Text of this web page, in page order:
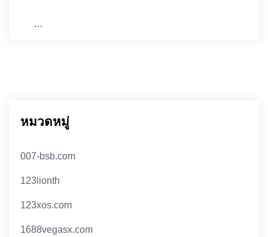
…
หมวดหมู่
007-bsb.com
123lionth
123xos.com
1688vegasx.com